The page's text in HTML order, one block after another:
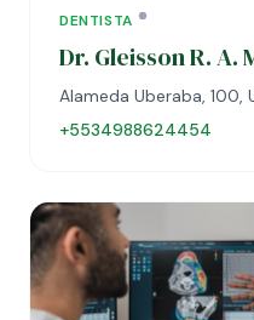
DENTISTA
Dr. Gleisson R. A.
Alameda Uberaba,
+5534988624454